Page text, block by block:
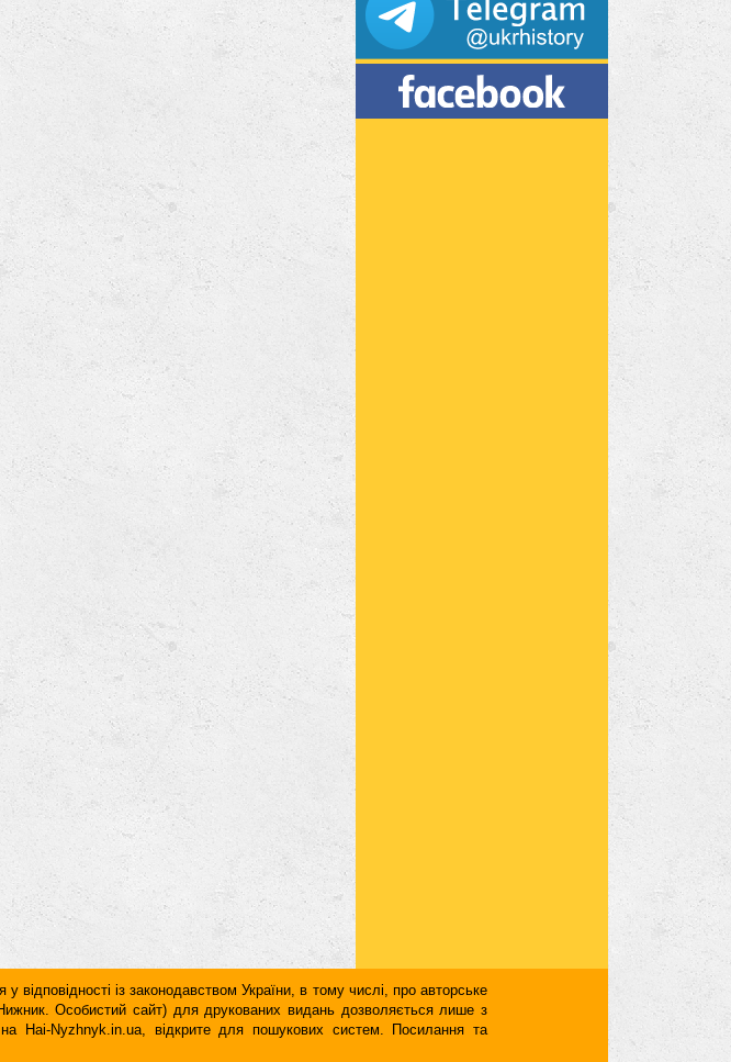
із законодавством України, в тому числі, про авторське
Особистий сайт) для друкованих видань дозволяється лише з
Hai-Nyzhnyk.in.ua, відкрите для пошукових систем. Посилання та